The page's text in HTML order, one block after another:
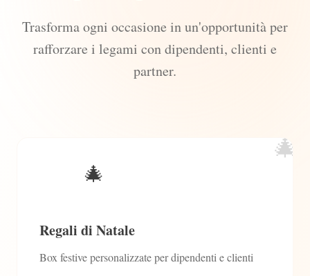
Trasforma ogni occasione in un'opportunità per
rafforzare i legami con dipendenti, clienti e
partner.
🎄
🎄
Regali di Natale
Box festive personalizzate per dipendenti e clienti